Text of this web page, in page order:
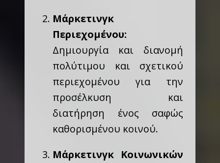
Μάρκετινγκ
Περιεχομένου:
Δημιουργία και διανομή
πολύτιμου και σχετικού
περιεχομένου για την
προσέλκυση και
διατήρηση ένος σαφώς
καθορισμένου κοινού.
Μάρκετινγκ Κοινωνικών